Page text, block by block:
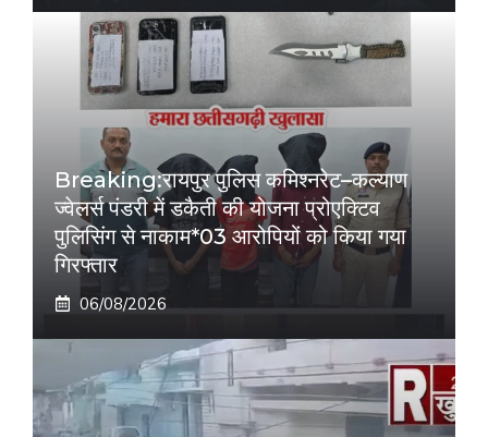
Breaking:रायपुर पुलिस कमिश्नरेट–कल्याण
ज्वेलर्स पंडरी में डकैती की योजना प्रोएक्टिव
पुलिसिंग से नाकाम*03 आरोपियों को किया गया
गिरफ्तार
06/08/2026